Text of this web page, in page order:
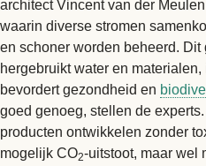
architect Vincent van der
waarin diverse stromen
en schoner worden beheerd. Dit
hergebruikt water en materialen,
bevordert gezondheid en
goed genoeg, stellen de
producten ontwikkelen zonder
mogelijk CO2-uitstoot, maar wel